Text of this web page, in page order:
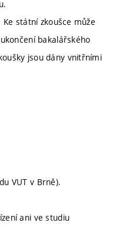
státní zkoušce může
bakalářského
jsou dány vnitřními
VUT v Brně).
ani ve studiu